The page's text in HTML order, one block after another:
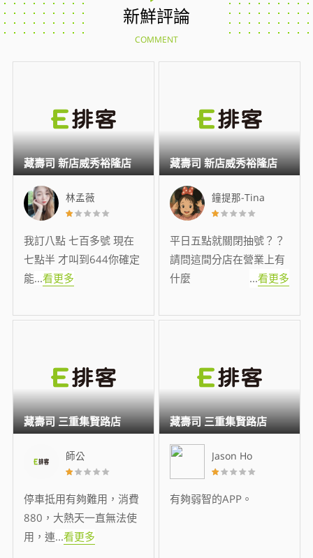
新鮮評論
COMMENT
林孟薇
我訂八點 七百多號 現在
七點半 才叫到644你確定
能...看更多
藏壽司 新店威秀裕隆店
鐘提那-Tina
平日五點就關閉抽號？？
請問這間分店在營業上有
什麼
...看更多
藏壽司 新店威秀裕隆店
師公
停車抵用有夠難用，消費
880，大熱天一直無法使
用，連...看更多
藏壽司 三重集賢路店
Jason Ho
有夠弱智的APP。
藏壽司 三重集賢路店